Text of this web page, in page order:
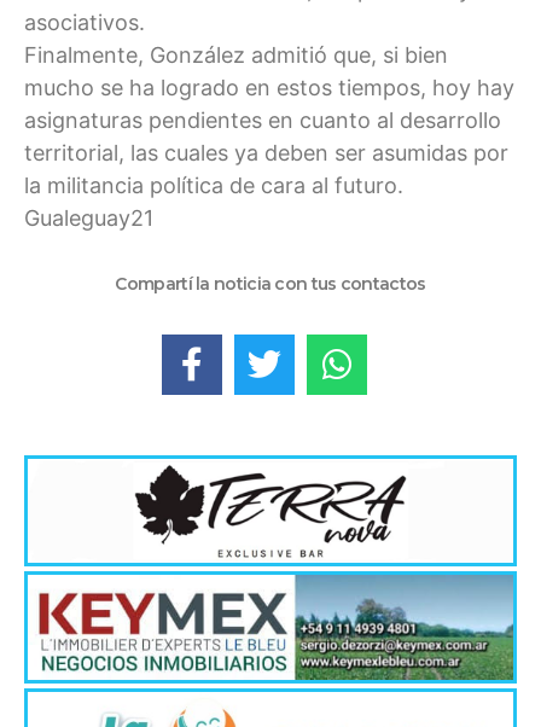
asociativos.
Finalmente, González admitió que, si bien
mucho se ha logrado en estos tiempos, hoy hay
asignaturas pendientes en cuanto al desarrollo
territorial, las cuales ya deben ser asumidas por
la militancia política de cara al futuro.
Gualeguay21
Compartí la noticia con tus contactos